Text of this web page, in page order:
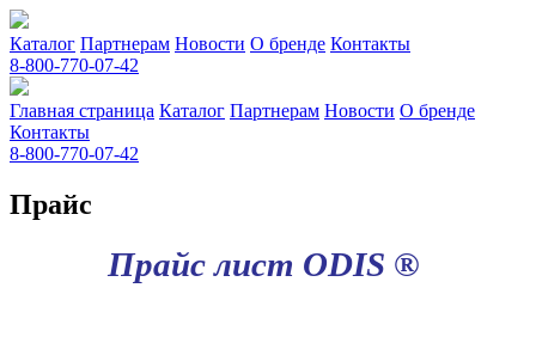
Каталог Партнерам Новости О бренде Контакты
8-800-770-07-42
Главная страница Каталог Партнерам Новости О бренде
Контакты
8-800-770-07-42
Прайс
Прайс лист ODIS ®